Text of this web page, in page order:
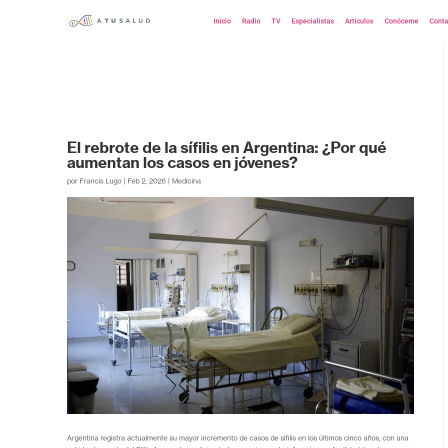
Inicio Radio TV Especialistas Artículos Conóceme
El rebrote de la sífilis en Argentina: ¿Por qué
aumentan los casos en jóvenes?
por Francis Lugo | Feb 2, 2026 | Medicina
Argentina registra actualmente su mayor incremento de casos de sífilis en los últimos cinco años, con una